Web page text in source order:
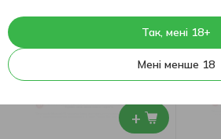
+
Так, мені 18+
Мені менше 18